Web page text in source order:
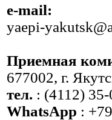
e-mail:
yaepi-
Приемная
677002, г.
тел. : (4112)
WhatsApp :